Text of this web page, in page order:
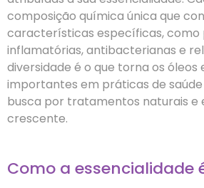
composição química única que
características específicas,
inflamatórias, antibacterianas e
diversidade é o que torna os óleos
importantes em práticas de
busca por tratamentos naturais e
crescente.
Como a essencialidade